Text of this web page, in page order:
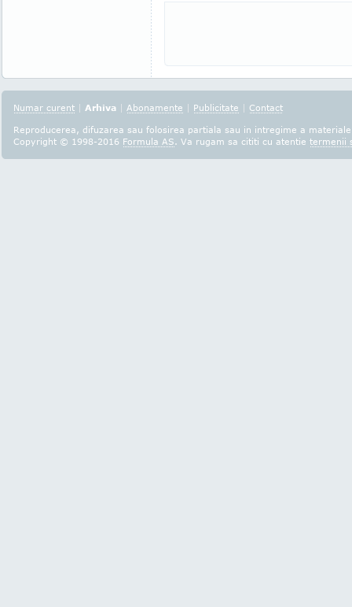
Numar curent | Arhiva | Abonamente | Publicitate | Contact
Reproducerea, difuzarea sau folosirea partiala sau in intregime a
Copyright © 1998-2016 Formula AS. Va rugam sa cititi cu atentie termenii